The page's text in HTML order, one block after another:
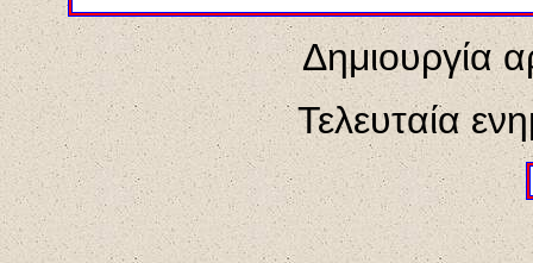
Δημιουργία
Τελευταία